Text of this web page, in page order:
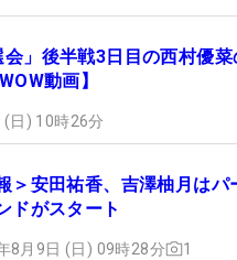
会」後半戦3日目の西村優
動画】
日) 10時26分
＞安田祐香、吉澤柚月は
ドがスタート
8月9日 (日) 09時28分 1